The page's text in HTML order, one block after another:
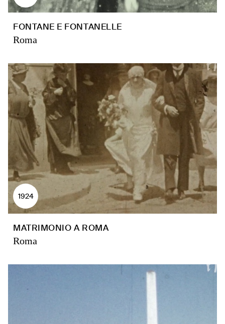
FONTANE E FONTANELLE
Roma
1924
MATRIMONIO A ROMA
Roma